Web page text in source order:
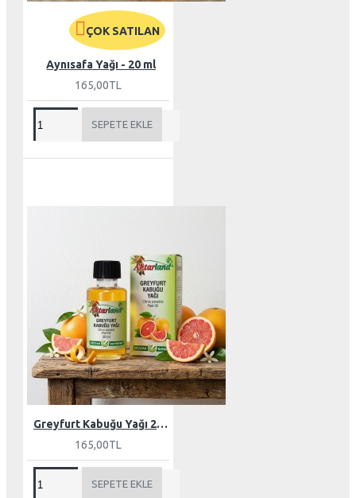
ÇOK SATILAN
Aynısafa Yağı - 20 ml
165,00TL
SEPETE EKLE
Greyfurt Kabuğu Yağı 20 ml
165,00TL
SEPETE EKLE